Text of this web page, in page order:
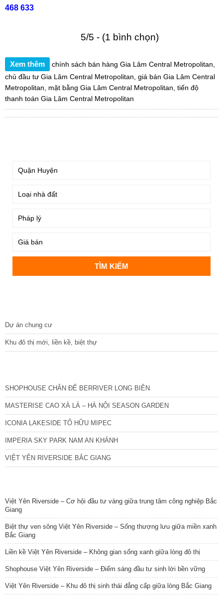
468 633
5/5 - (1 bình chọn)
Xem thêm chính sách bán hàng Gia Lâm Central Metropolitan
chủ đầu tư Gia Lâm Central Metropolitan giá bán Gia Lâm Central
Metropolitan
mặt bằng Gia Lâm Central Metropolitan tiến độ
thanh toán Gia Lâm Central Metropolitan
Dự án chung cư
Khu đô thị mới, liền kề, biệt thự
SHOPHOUSE CHÂN ĐẾ BERRIVER LONG BIÊN
MASTERISE CAO XÀ LÁ – HÀ NỘI SEASON GARDEN
ICONIA LAKESIDE TỐ HỮU MIPEC
IMPERIA SKY PARK NAM AN KHÁNH
VIỆT YÊN RIVERSIDE BẮC GIANG
Việt Yên Riverside – Cơ hội đầu tư vàng giữa trung tâm công nghiệp Bắc
Giang
Biệt thự ven sông Việt Yên Riverside – Sống thượng lưu giữa miền xanh
Bắc Giang
Liền kề Việt Yên Riverside – Không gian sống xanh giữa lòng đô thị
Shophouse Việt Yên Riverside – Điểm sáng đầu tư sinh lời bền vững
Việt Yên Riverside – Khu đô thị sinh thái đẳng cấp giữa lòng Bắc Giang